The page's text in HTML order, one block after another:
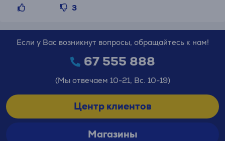
3
Если у Вас возникнут вопросы, обращайтесь к нам!
67 555 888
(Мы отвечаем 10-21, Вс. 10-19)
Центр клиентов
Магазины